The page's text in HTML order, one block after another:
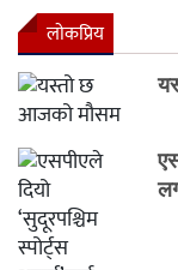
लाेकप्रिय